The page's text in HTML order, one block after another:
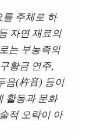
주체로 하
자연 재료의
는 부농족의
황금 연주,
음(杵音) 등이
활동과 문화
적 오락이 아